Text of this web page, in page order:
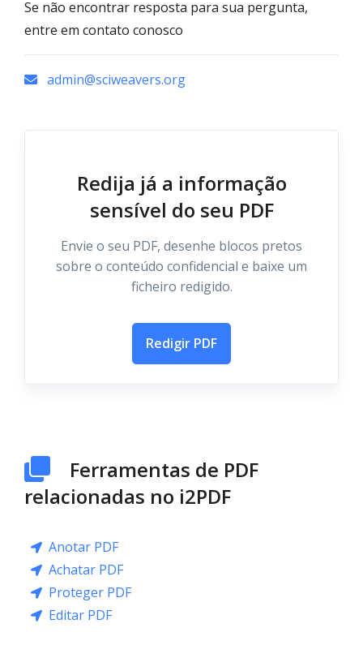
Se não encontrar resposta para sua pergunta,
entre em contato conosco
admin@sciweavers.org
Redija já a informação
sensível do seu PDF
Envie o seu PDF, desenhe blocos pretos
sobre o conteúdo confidencial e baixe um
ficheiro redigido.
Redigir PDF
Ferramentas de PDF
relacionadas no i2PDF
Anotar PDF
Achatar PDF
Proteger PDF
Editar PDF